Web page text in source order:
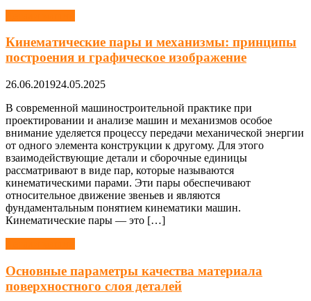
Кинематические пары и механизмы: принципы
построения и графическое изображение
26.06.201924.05.2025
В современной машиностроительной практике при
проектировании и анализе машин и механизмов особое
внимание уделяется процессу передачи механической энергии
от одного элемента конструкции к другому. Для этого
взаимодействующие детали и сборочные единицы
рассматривают в виде пар, которые называются
кинематическими парами. Эти пары обеспечивают
относительное движение звеньев и являются
фундаментальным понятием кинематики машин.
Кинематические пары — это […]
Основные параметры качества материала
поверхностного слоя деталей